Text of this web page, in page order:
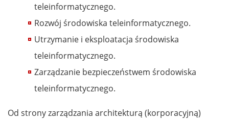
teleinformatycznego.
Rozwój środowiska teleinformatycznego.
Utrzymanie i eksploatacja środowiska
teleinformatycznego.
Zarządzanie bezpieczeństwem środowiska
teleinformatycznego.
Od strony zarządzania architekturą (korporacyjną)